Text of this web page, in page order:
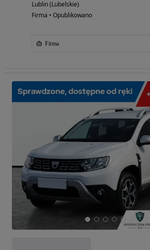
Lublin (Lubelskie)
Firma • Opublikowano
Firma